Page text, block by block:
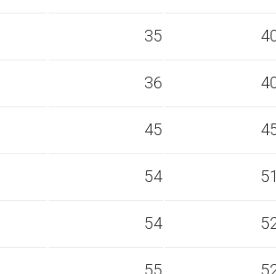
35
36
45
54 51
54
55